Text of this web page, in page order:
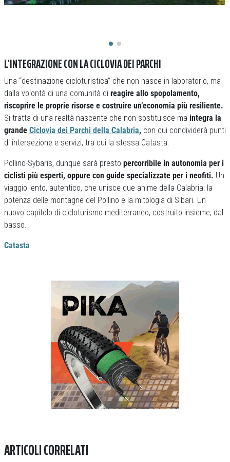
L’INTEGRAZIONE CON LA CICLOVIA DEI PARCHI
Una “destinazione cicloturistica” che non nasce in laboratorio, ma
dalla volontà di una comunità di reagire allo spopolamento,
riscoprire le proprie risorse e costruire un’economia più resiliente.
Si tratta di una realtà nascente che non sostituisce ma integra la
grande Ciclovia dei Parchi della Calabria, con cui condividerà punti
di intersezione e servizi, tra cui la stessa Catasta.
Pollino-Sybaris, dunque sarà presto percorribile in autonomia per i
ciclisti più esperti, oppure con guide specializzate per i neofiti. Un
viaggio lento, autentico, che unisce due anime della Calabria: la
potenza delle montagne del Pollino e la mitologia di Sibari. Un
nuovo capitolo di cicloturismo mediterraneo, costruito insieme, dal
basso.
Catasta
ARTICOLI CORRELATI